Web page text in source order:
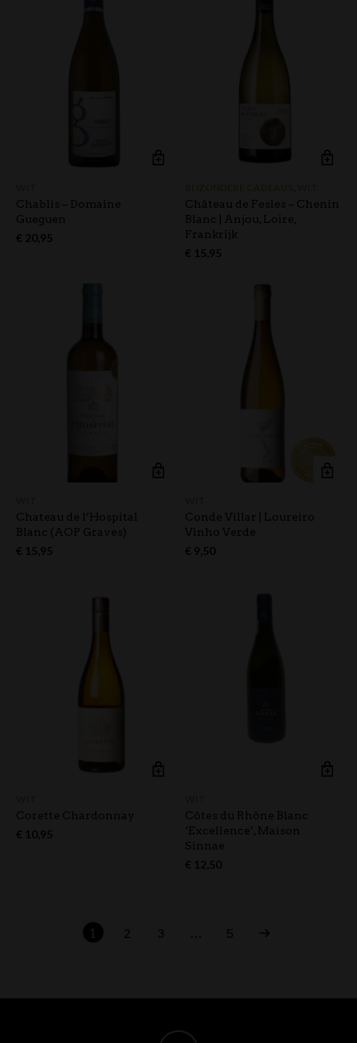
Chablis – Domaine
Gueguen
€ 20,95
Château de Fesles – Chenin
Blanc | Anjou, Loire,
Frankrijk
€ 15,95
Chateau de l’Hospital
Blanc (AOP Graves)
€ 15,95
Conde Villar | Loureiro
Vinho Verde
€ 9,50
Corette Chardonnay
€ 10,95
Côtes du Rhône Blanc
‘Excellence’, Maison
Sinnae
€ 12,50
1 2 3 … 5